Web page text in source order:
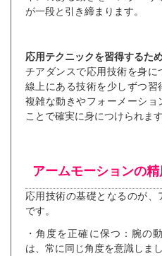
が一段と引き締まります。
応用テクニックを習得するた
チアダンスで応用技術を身
線上にある技術を少しずつ習
複雑な動きやフォーメーショ
ことで確実に身につけられます
アームモーションの
応用技術の基礎となるのが
です。
・角度を正確に保つ：腕の
は、常に同じ角度を意識しまし